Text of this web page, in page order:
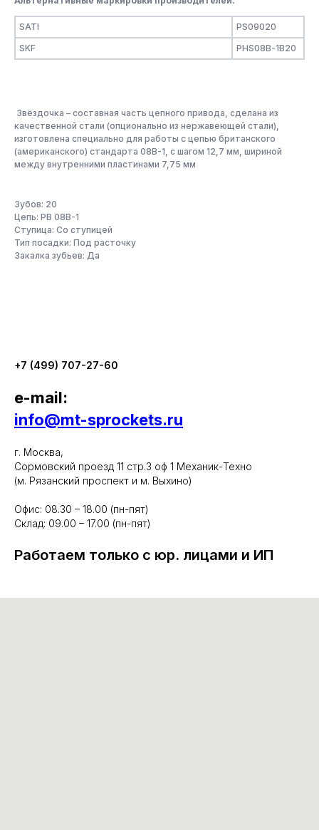
SATI
PS09020
SKF
PHS08B-1B20
Звёздочка – составная часть цепного привода, сделана из
качественной стали (опционально из нержавеющей стали),
изготовлена специально для работы с цепью британского
(американского) стандарта 08B-1, с шагом 12,7 мм, шириной
между внутренними пластинами 7,75 мм
Зубов: 20
Цепь: PB 08B-1
Ступица: Со ступицей
Тип посадки: Под расточку
Закалка зубьев: Да
+7 (499) 707-27-60
e-mail:
info@mt-sprockets.ru
г. Москва,
Сормовский проезд 11 стр.3 оф 1 Механик-Техно
(м. Рязанский проспект и м. Выхино)
Офис: 08.30 – 18.00 (пн-пят)
Склад: 09.00 – 17.00 (пн-пят)
Работаем только с юр. лицами и ИП